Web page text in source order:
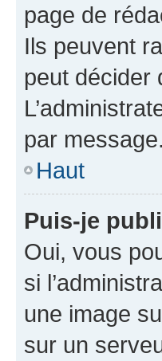
page de
Ils peuvent
peut décider
par message.
Haut
Puis-je
Oui, vous
si
une image
sur un